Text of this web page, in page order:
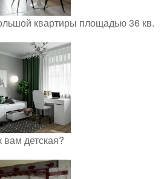
квартиры площадью 36 кв.
вам детская?